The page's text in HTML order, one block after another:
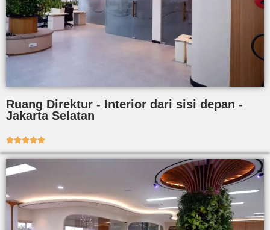
Ruang Direktur - Interior dari sisi depan -
Jakarta Selatan
